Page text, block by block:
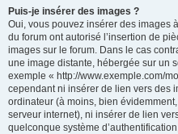
Puis-je insérer des images ?
Oui, vous pouvez insérer des images
du forum ont autorisé l’insertion de
images sur le forum. Dans le cas
une image distante, hébergée sur un
exemple « http://www.exemple.com/
cependant ni insérer de lien vers des
ordinateur (à moins, bien
serveur internet), ni insérer de lien
quelconque système